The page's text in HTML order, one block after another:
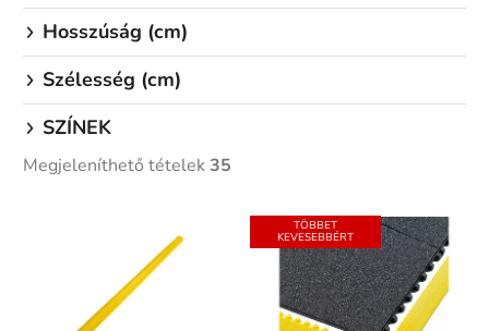
Hosszúság (cm)
Szélesség (cm)
SZÍNEK
Megjeleníthető tételek35
TÖBBET
KEVESEBBÉRT